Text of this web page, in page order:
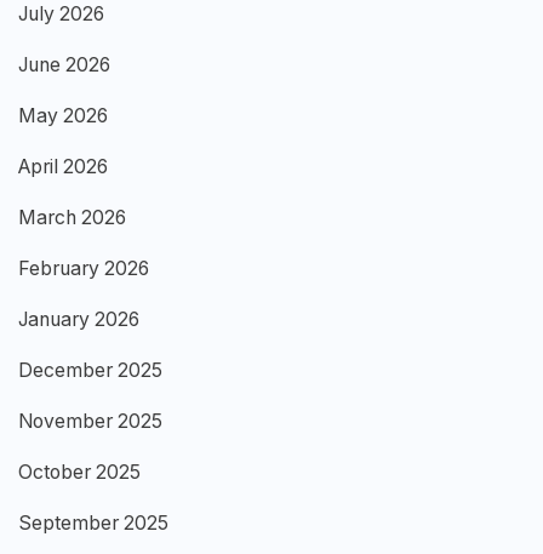
July 2026
June 2026
May 2026
April 2026
March 2026
February 2026
January 2026
December 2025
November 2025
October 2025
September 2025